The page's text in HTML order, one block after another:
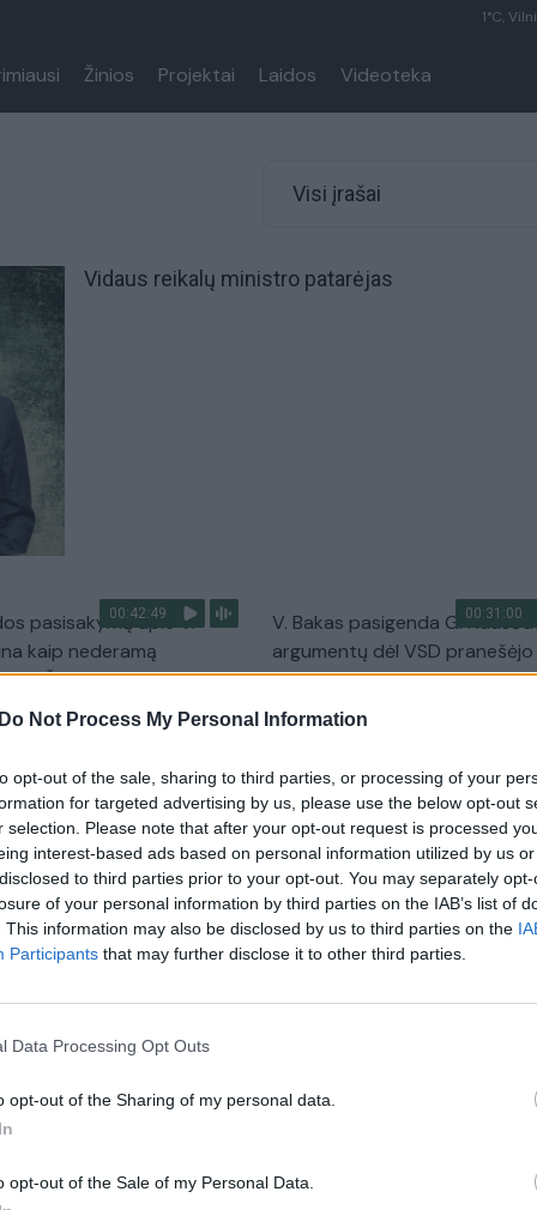
Do Not Process My Personal Information
opt-out of the sale, sharing to third parties, or processing of your
for targeted advertising by us, please use the below opt-out
selection. Please note that after your opt-out request is processed
interest-based ads based on personal information utilized by us
to third parties prior to your opt-out. You may separately
of your personal information by third parties on the IAB’s list of
This information may also be disclosed by us to third parties on the
Participants that may further disclose it to other third parties.
Data Processing Opt Outs
opt-out of the Sharing of my personal data.
opt-out of the Sale of my Personal Data.
1°C,
Žinios Projektai Laidos Videoteka
Visi įrašai
Vidaus reikalų ministro patarėjas
00:42:49
pasisakymą apie V.
kaip nederamą
V. Čmilytė-Nielsen
nereikėtų to paversti
24/7
00:31:00
V. Bakas pasigenda G.
argumentų dėl VSD pranešėjo
išvadų: gali pritrūkti „kuro“ iki
rinkimų turo
00:01:48
kad VSD pranešėjo
įgaliojimus, G.
savo: siekta jį
VSD pranešėjo komisijos
toliau kelia aistras: vieni
grėsmes, kiti žada kreiptis į KT
Žinios | Lietuvos diena
00:17:18
išvadomis, V. Bako atsakas:
ant stalo
komisijos išvadų: įvardijo